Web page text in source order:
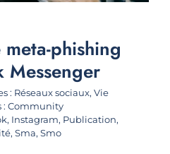
phishing
Messenger
: Réseaux sociaux, Vie
: Community
, Instagram, Publication,
, Sma, Smo